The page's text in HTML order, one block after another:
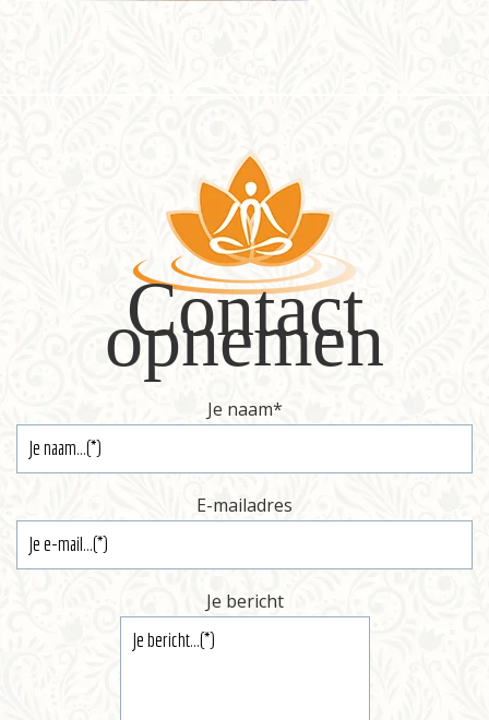
Contact
opnemen
Je naam*
E-mailadres
Je bericht